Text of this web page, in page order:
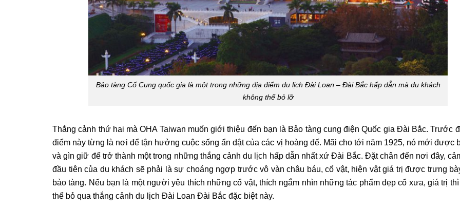
Bảo tàng Cố Cung quốc gia là một trong những địa điểm du lịch Đài Loan – Đài Bắc hấp dẫn mà du khách
không thể bỏ lỡ
Thắng cảnh thứ hai mà OHA Taiwan muốn giới thiệu đến bạn là Bảo tàng cung điện Quốc gia Đài Bắc. Trước
điểm này từng là nơi để tận hưởng cuộc sống ẩn dật của các vị hoàng đế. Mãi cho tới năm 1925, nó mới được
và gìn giữ để trở thành một trong những thắng cảnh du lịch hấp dẫn nhất xứ Đài Bắc. Đặt chân đến nơi đây,
đầu tiên của du khách sẽ phải là sự choáng ngợp trước vô vàn châu báu, cổ vật, hiện vật giá trị được trưng
bảo tàng. Nếu bạn là một người yêu thích những cổ vật, thích ngắm nhìn những tác phẩm đẹp cổ xưa, giá trị
thể bỏ qua thắng cảnh du lịch Đài Loan Đài Bắc đặc biệt này.